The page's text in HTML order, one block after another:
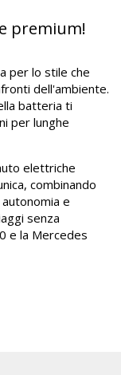
premium!
per lo stile che
dell'ambiente.
batteria ti
per lunghe
elettriche
combinando
e
senza
e la Mercedes